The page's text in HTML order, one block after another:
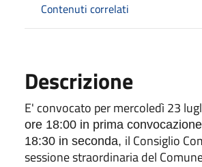
Contenuti correlati
Descrizione
E' convocato per mercoledì 23
ore 18:00 in prima
18:30 in seconda, il Consiglio
sessione straordinaria del